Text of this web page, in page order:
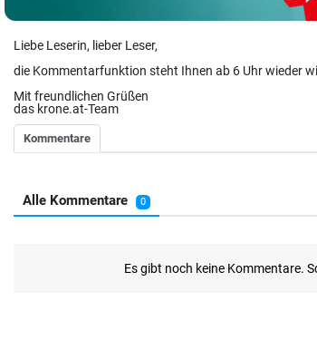
Liebe Leserin, lieber Leser,
die Kommentarfunktion steht Ihnen ab 6 Uhr wieder
Mit freundlichen Grüßen
das krone.at-Team